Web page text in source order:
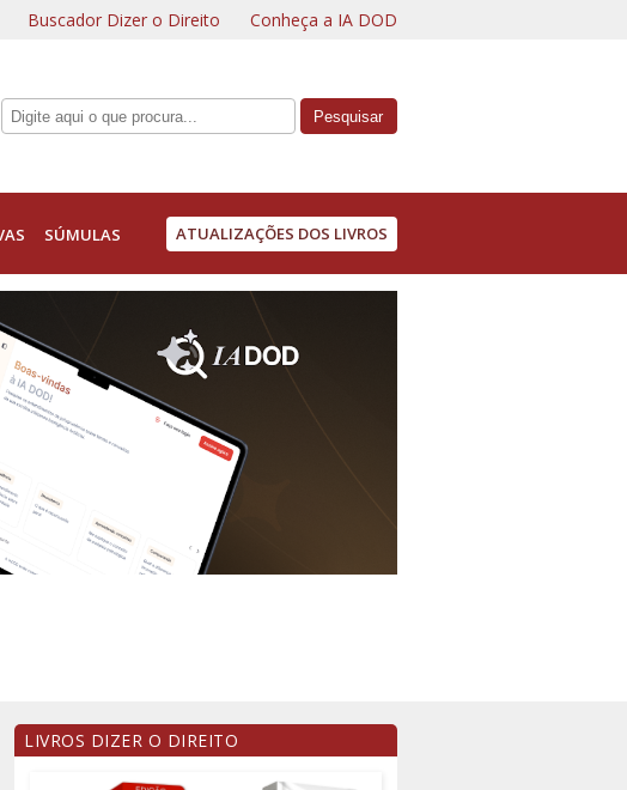
Buscador Dizer o Direito Conheça a IA DOD
SÚMULAS ATUALIZAÇÕES DOS LIVROS
LIVROS DIZER O DIREITO